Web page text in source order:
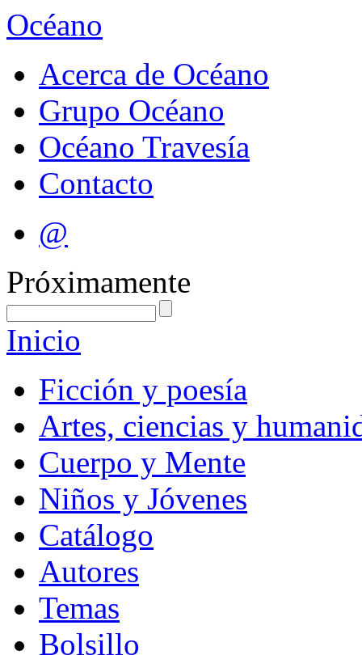
Océano
Acerca de Océano
Grupo Océano
Océano Travesía
Contacto
@
Próximamente
Inicio
Ficción y poesía
Artes, ciencias y
Cuerpo y Mente
Niños y Jóvenes
Catálogo
Autores
Temas
Bolsillo